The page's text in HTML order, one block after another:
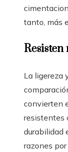
tanto, más
La ligereza
convierten
resistentes
durabilidad
razones